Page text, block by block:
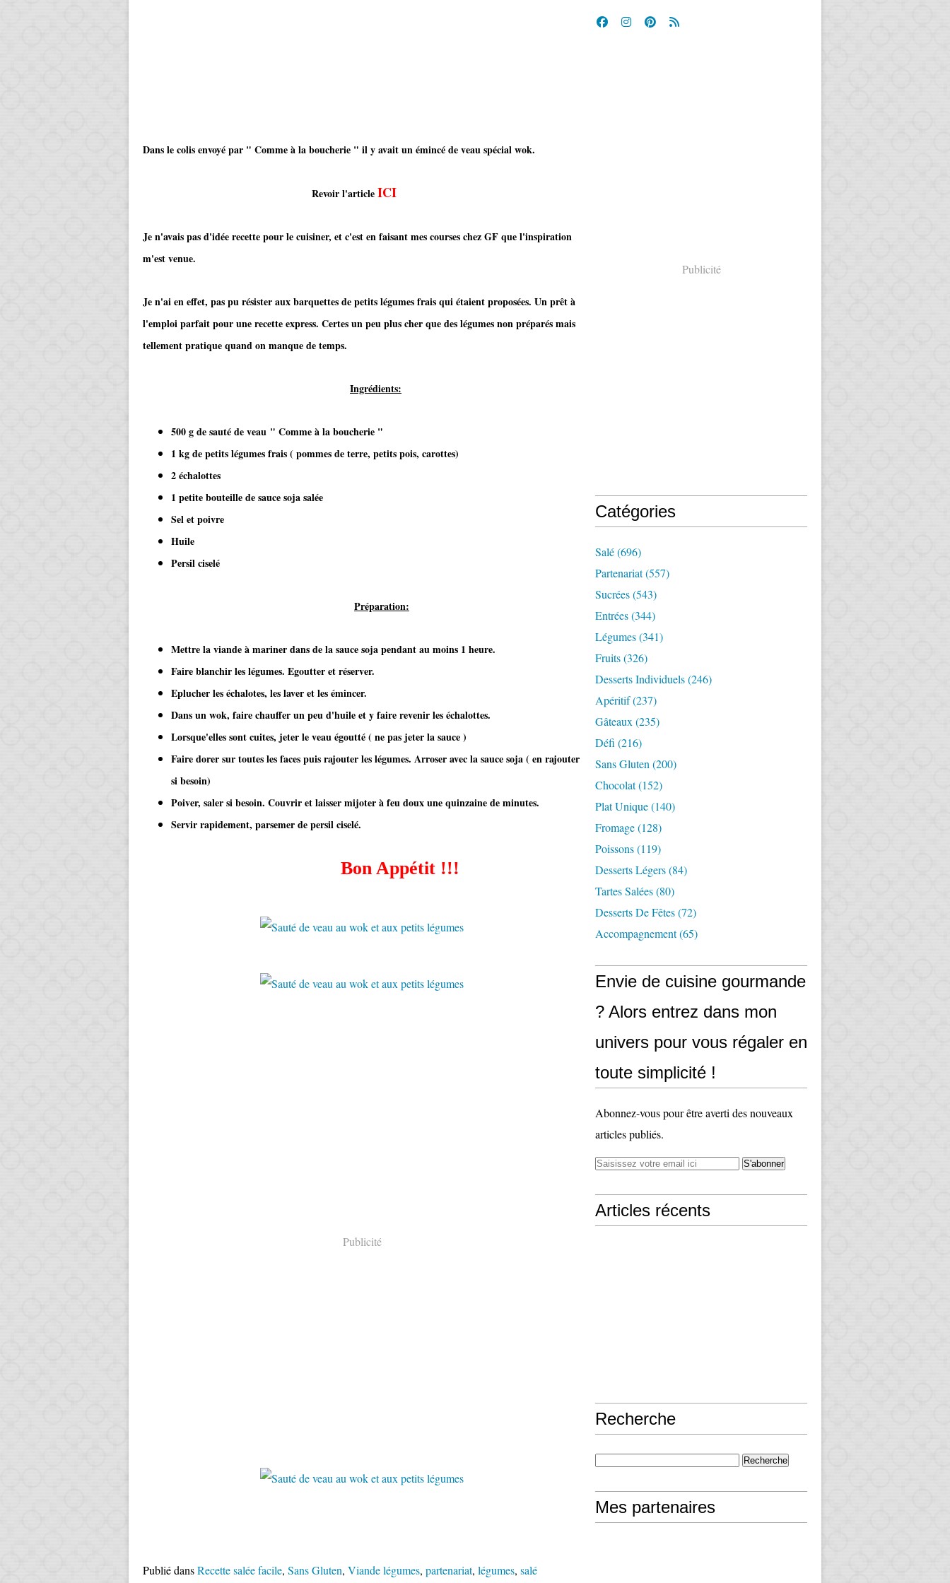
Dans le colis envoyé par " Comme à la boucherie " il y avait un émincé de veau spécial wok.
Revoir l'articleICI
Je n'avais pas d'idée recette pour le cuisiner, et c'est en faisant mes courses chez GF que l'inspiration
m'est venue.
Je n'ai en effet, pas pu résister aux barquettes de petits légumes frais qui étaient proposées. Un prêt à
l'emploi parfait pour une recette express. Certes un peu plus cher que des légumes non préparés mais
tellement pratique quand on manque de temps.
Ingrédients:
500 g de sauté de veau " Comme à la boucherie "
1 kg de petits légumes frais ( pommes de terre, petits pois, carottes)
2 échalottes
1 petite bouteille de sauce soja salée
Sel et poivre
Huile
Persil ciselé
Préparation:
Mettre la viande à mariner dans de la sauce soja pendant au moins 1 heure.
Faire blanchir les légumes. Egoutter et réserver.
Eplucher les échalotes, les laver et les émincer.
Dans un wok, faire chauffer un peu d'huile et y faire revenir les échalottes.
Lorsque'elles sont cuites, jeter le veau égoutté ( ne pas jeter la sauce )
Faire dorer sur toutes les faces puis rajouter les légumes. Arroser avec la sauce soja ( en rajouter
si besoin)
Poiver, saler si besoin. Couvrir et laisser mijoter à feu doux une quinzaine de minutes.
Servir rapidement, parsemer de persil ciselé.
Bon Appétit !!!
Publicité
Publié dansRecette salée facile, Sans Gluten, Viande légumes, partenariat, légumes, salé
Publicité
Catégories
Salé(696)
Partenariat(557)
Sucrées(543)
Entrées(344)
Légumes(341)
Fruits(326)
Desserts Individuels(246)
Apéritif(237)
Gâteaux (235)
Défi (216)
Sans Gluten (200)
Chocolat(152)
Plat Unique(140)
Fromage(128)
Poissons(119)
Desserts Légers(84)
Tartes Salées(80)
Desserts De Fêtes(72)
Accompagnement(65)
Envie de cuisine gourmande
? Alors entrez dans mon
univers pour vous régaler en
toute simplicité !
Abonnez-vous pour être averti des nouveaux
articles publiés.
Articles récents
Recherche
Mes partenaires